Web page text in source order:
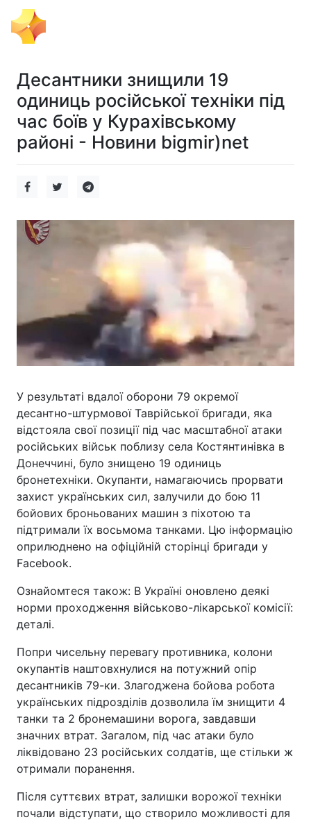
Десантники знищили 19
одиниць російської техніки під
час боїв у Курахівському
районі - Новини bigmir)net
У результаті вдалої оборони 79 окремої
десантно-штурмової Таврійської бригади, яка
відстояла свої позиції під час масштабної атаки
російських військ поблизу села Костянтинівка в
Донеччині, було знищено 19 одиниць
бронетехніки. Окупанти, намагаючись прорвати
захист українських сил, залучили до бою 11
бойових броньованих машин з піхотою та
підтримали їх восьмома танками. Цю інформацію
оприлюднено на офіційній сторінці бригади у
Facebook.
Ознайомтеся також: В Україні оновлено деякі
норми проходження військово-лікарської комісії:
деталі.
Попри чисельну перевагу противника, колони
окупантів наштовхнулися на потужний опір
десантників 79-ки. Злагоджена бойова робота
українських підрозділів дозволила їм знищити 4
танки та 2 бронемашини ворога, завдавши
значних втрат. Загалом, під час атаки було
ліквідовано 23 російських солдатів, ще стільки ж
отримали поранення.
Після суттєвих втрат, залишки ворожої техніки
почали відступати, що створило можливості для